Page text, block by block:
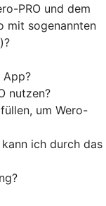
PRO und dem
mit sogenannten
App?
nutzen?
um Wero-
ich durch das